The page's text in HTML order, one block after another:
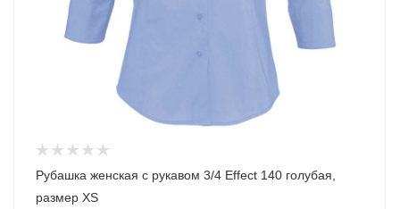
Рубашка женская с рукавом 3/4 Effect 140 голубая,
размер XS